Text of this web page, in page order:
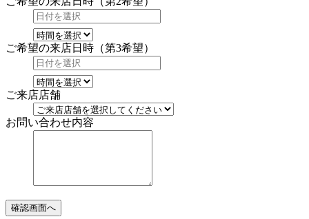
ご希望の来店日時（第3希望）
ご来店店舗
お問い合わせ内容
確認画面へ